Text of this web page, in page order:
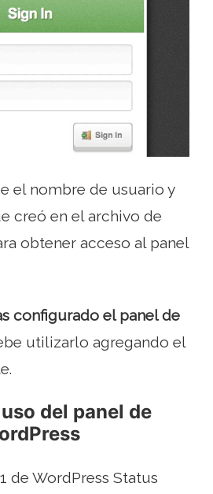
el nombre de usuario y
creó en el archivo de
obtener acceso al panel
configurado el panel de
utilizarlo agregando el
del panel de
de WordPress Status